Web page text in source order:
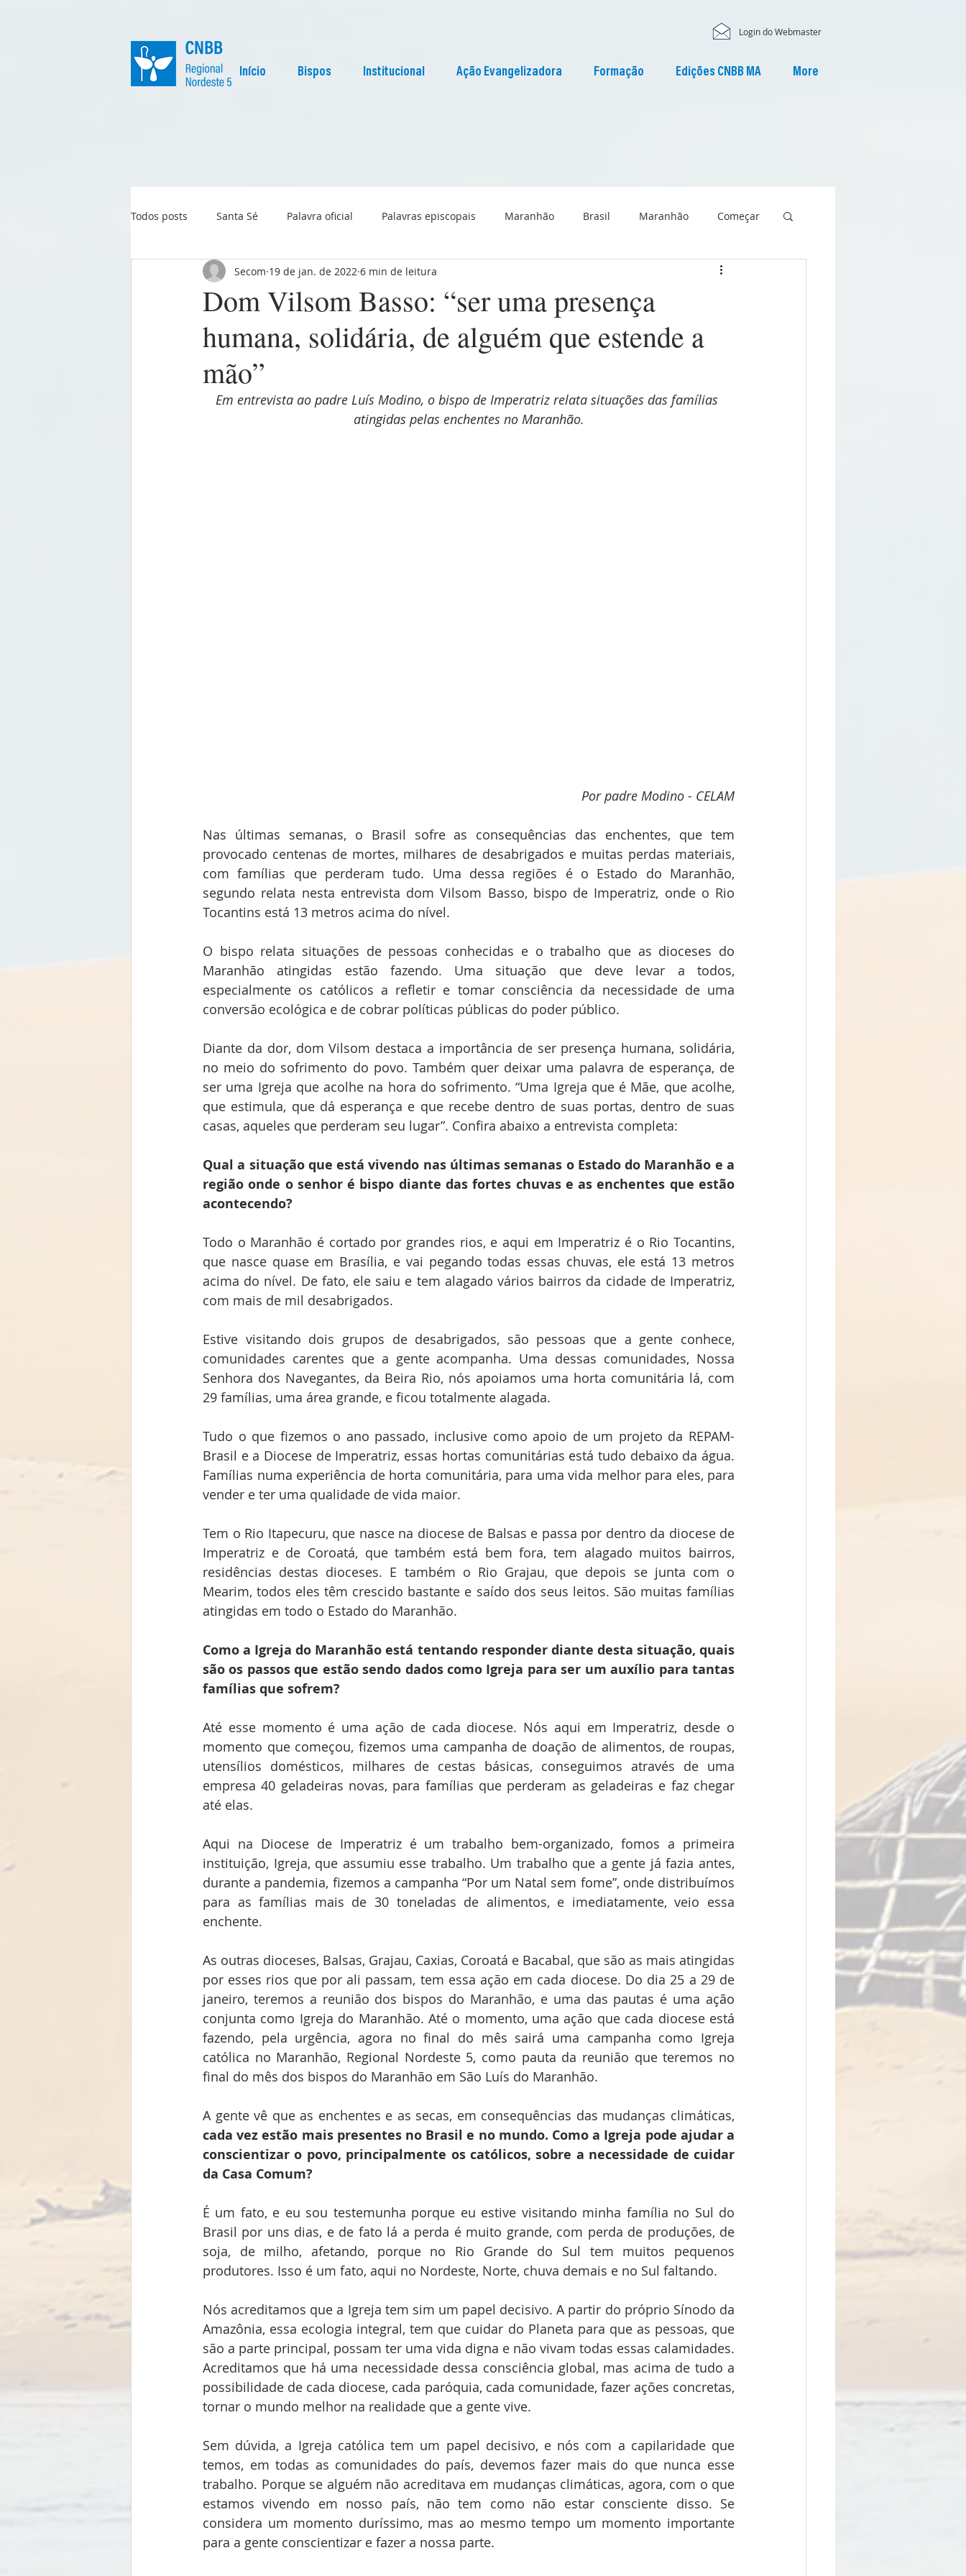
Login do Webmaster
Início Bispos Institucional Ação Evangelizadora Formação Edições CNBB MA More
Todos posts Santa Sé Palavra oficial Palavras episcopais Maranhão Brasil Maranhão Começar
Igreja no Mundo Liturgia Pascom Maranhão
Dom Vilsom Basso: “ser uma presença
humana, solidária, de alguém que estende a
mão”
Secom 19 de jan. de 2022 6 min de leitura
Em entrevista ao padre Luís Modino, o bispo de Imperatriz relata situações das famílias
atingidas pelas enchentes no Maranhão.
Por padre Modino - CELAM
Nas últimas semanas, o Brasil sofre as consequências das enchentes, que tem
provocado centenas de mortes, milhares de desabrigados e muitas perdas materiais,
com famílias que perderam tudo. Uma dessa regiões é o Estado do Maranhão,
segundo relata nesta entrevista dom Vilsom Basso, bispo de Imperatriz, onde o Rio
Tocantins está 13 metros acima do nível.
O bispo relata situações de pessoas conhecidas e o trabalho que as dioceses do
Maranhão atingidas estão fazendo. Uma situação que deve levar a todos,
especialmente os católicos a refletir e tomar consciência da necessidade de uma
conversão ecológica e de cobrar políticas públicas do poder público.
Diante da dor, dom Vilsom destaca a importância de ser presença humana, solidária,
no meio do sofrimento do povo. Também quer deixar uma palavra de esperança, de
ser uma Igreja que acolhe na hora do sofrimento. “Uma Igreja que é Mãe, que acolhe,
que estimula, que dá esperança e que recebe dentro de suas portas, dentro de suas
casas, aqueles que perderam seu lugar”. Confira abaixo a entrevista completa:
Qual a situação que está vivendo nas últimas semanas o Estado do Maranhão e a
região onde o senhor é bispo diante das fortes chuvas e as enchentes que estão
acontecendo?
Todo o Maranhão é cortado por grandes rios, e aqui em Imperatriz é o Rio Tocantins,
que nasce quase em Brasília, e vai pegando todas essas chuvas, ele está 13 metros
acima do nível. De fato, ele saiu e tem alagado vários bairros da cidade de Imperatriz,
com mais de mil desabrigados.
Estive visitando dois grupos de desabrigados, são pessoas que a gente conhece,
comunidades carentes que a gente acompanha. Uma dessas comunidades, Nossa
Senhora dos Navegantes, da Beira Rio, nós apoiamos uma horta comunitária lá, com
29 famílias, uma área grande, e ficou totalmente alagada.
Tudo o que fizemos o ano passado, inclusive como apoio de um projeto da REPAM-
Brasil e a Diocese de Imperatriz, essas hortas comunitárias está tudo debaixo da água.
Famílias numa experiência de horta comunitária, para uma vida melhor para eles, para
vender e ter uma qualidade de vida maior.
Tem o Rio Itapecuru, que nasce na diocese de Balsas e passa por dentro da diocese de
Imperatriz e de Coroatá, que também está bem fora, tem alagado muitos bairros,
residências destas dioceses. E também o Rio Grajau, que depois se junta com o
Mearim, todos eles têm crescido bastante e saído dos seus leitos. São muitas famílias
atingidas em todo o Estado do Maranhão.
Como a Igreja do Maranhão está tentando responder diante desta situação, quais
são os passos que estão sendo dados como Igreja para ser um auxílio para tantas
famílias que sofrem?
Até esse momento é uma ação de cada diocese. Nós aqui em Imperatriz, desde o
momento que começou, fizemos uma campanha de doação de alimentos, de roupas,
utensílios domésticos, milhares de cestas básicas, conseguimos através de uma
empresa 40 geladeiras novas, para famílias que perderam as geladeiras e faz chegar
até elas.
Aqui na Diocese de Imperatriz é um trabalho bem-organizado, fomos a primeira
instituição, Igreja, que assumiu esse trabalho. Um trabalho que a gente já fazia antes,
durante a pandemia, fizemos a campanha “Por um Natal sem fome”, onde distribuímos
para as famílias mais de 30 toneladas de alimentos, e imediatamente, veio essa
enchente.
As outras dioceses, Balsas, Grajau, Caxias, Coroatá e Bacabal, que são as mais atingidas
por esses rios que por ali passam, tem essa ação em cada diocese. Do dia 25 a 29 de
janeiro, teremos a reunião dos bispos do Maranhão, e uma das pautas é uma ação
conjunta como Igreja do Maranhão. Até o momento, uma ação que cada diocese está
fazendo, pela urgência, agora no final do mês sairá uma campanha como Igreja
católica no Maranhão, Regional Nordeste 5, como pauta da reunião que teremos no
final do mês dos bispos do Maranhão em São Luís do Maranhão.
cada vez estão mais presentes no Brasil e no mundo. Como a Igreja pode ajudar a
conscientizar o povo, principalmente os católicos, sobre a necessidade de cuidar
da Casa Comum?
É um fato, e eu sou testemunha porque eu estive visitando minha família no Sul do
Brasil por uns dias, e de fato lá a perda é muito grande, com perda de produções, de
soja, de milho, afetando, porque no Rio Grande do Sul tem muitos pequenos
produtores. Isso é um fato, aqui no Nordeste, Norte, chuva demais e no Sul faltando.
Nós acreditamos que a Igreja tem sim um papel decisivo. A partir do próprio Sínodo da
Amazônia, essa ecologia integral, tem que cuidar do Planeta para que as pessoas, que
são a parte principal, possam ter uma vida digna e não vivam todas essas calamidades.
Acreditamos que há uma necessidade dessa consciência global, mas acima de tudo a
possibilidade de cada diocese, cada paróquia, cada comunidade, fazer ações concretas,
tornar o mundo melhor na realidade que a gente vive.
Sem dúvida, a Igreja católica tem um papel decisivo, e nós com a capilaridade que
temos, em todas as comunidades do país, devemos fazer mais do que nunca esse
trabalho. Porque se alguém não acreditava em mudanças climáticas, agora, com o que
estamos vivendo em nosso país, não tem como não estar consciente disso. Se
considera um momento duríssimo, mas ao mesmo tempo um momento importante
para a gente conscientizar e fazer a nossa parte.